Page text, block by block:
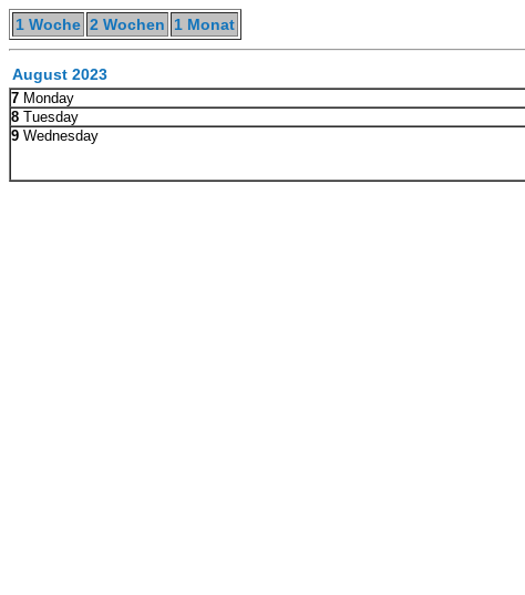
1 Woche 2 Wochen 1 Monat
August 2023
7 Monday
8 Tuesday
9 Wednesday